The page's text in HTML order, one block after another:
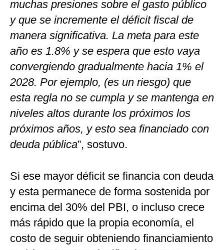
muchas presiones sobre el gasto público
y que se incremente el déficit fiscal de
manera significativa. La meta para este
año es 1.8% y se espera que esto vaya
convergiendo gradualmente hacia 1% el
2028. Por ejemplo, (es un riesgo) que
esta regla no se cumpla y se mantenga en
niveles altos durante los próximos los
próximos años, y esto sea financiado con
deuda pública”, sostuvo.
Si ese mayor déficit se financia con deuda
y esta permanece de forma sostenida por
encima del 30% del PBI, o incluso crece
más rápido que la propia economía, el
costo de seguir obteniendo financiamiento